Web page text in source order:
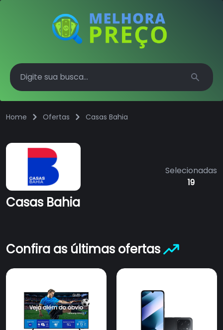
Search
Home Ofertas Casas Bahia
Casas Bahia
Selecionadas
19
Confira as últimas ofertas